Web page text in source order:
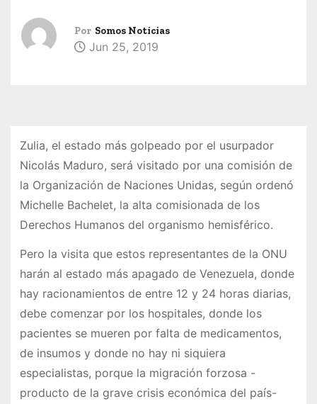
Por Somos Noticias
Jun 25, 2019
Zulia, el estado más golpeado por el usurpador
Nicolás Maduro, será visitado por una comisión de
la Organización de Naciones Unidas, según ordenó
Michelle Bachelet, la alta comisionada de los
Derechos Humanos del organismo hemisférico.
Pero la visita que estos representantes de la ONU
harán al estado más apagado de Venezuela, donde
hay racionamientos de entre 12 y 24 horas diarias,
debe comenzar por los hospitales, donde los
pacientes se mueren por falta de medicamentos,
de insumos y donde no hay ni siquiera
especialistas, porque la migración forzosa -
producto de la grave crisis económica del país-